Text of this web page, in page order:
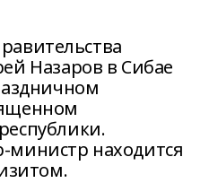
Назаров в Сибае
находится